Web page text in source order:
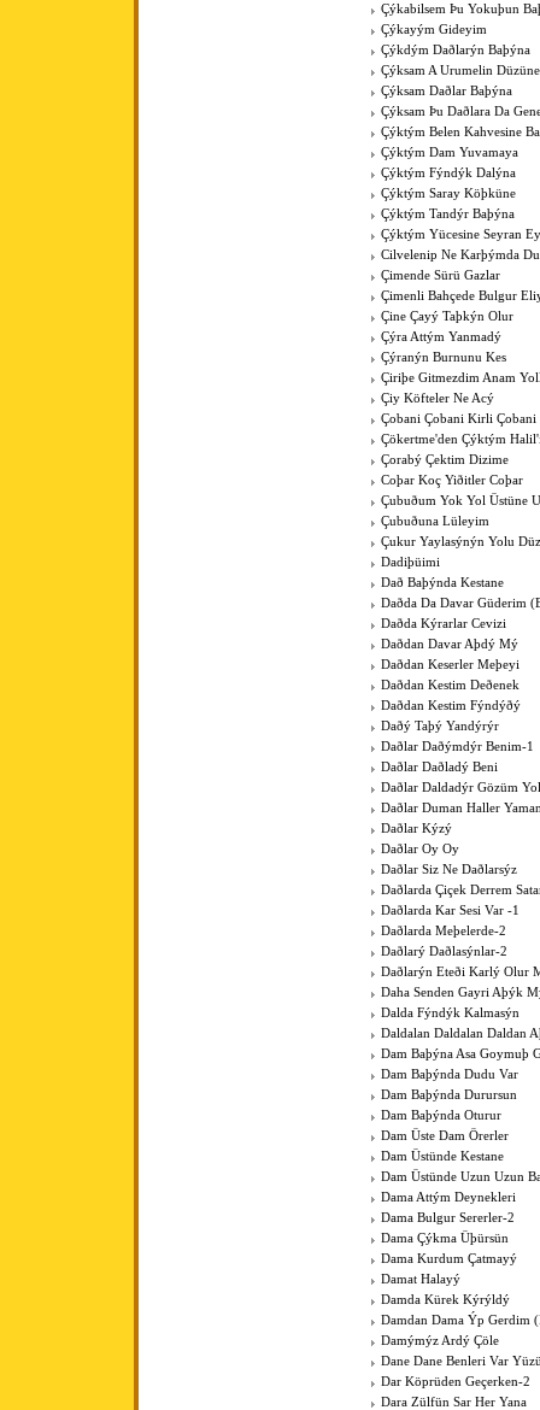
Çýkabilsem Þu Yokuþun
Çýkayým Gideyim
Çýkdým Daðlarýn Baþýna
Çýksam A Urumelin Düzüne
Çýksam Daðlar Baþýna
Çýksam Þu Daðlara Da
Çýktým Belen Kahvesine
Çýktým Dam Yuvamaya
Çýktým Fýndýk Dalýna
Çýktým Saray Köþküne
Çýktým Tandýr Baþýna
Çýktým Yücesine Seyran
Cilvelenip Ne Karþýmda
Çimende Sürü Gazlar
Çimenli Bahçede Bulgur
Çine Çayý Taþkýn Olur
Çýra Attým Yanmadý
Çýranýn Burnunu Kes
Çiriþe Gitmezdim Anam
Çiy Köfteler Ne Acý
Çobani Çobani Kirli Çobani
Çökertme'den Çýktým
Çorabý Çektim Dizime
Coþar Koç Yiðitler Coþar
Çubuðum Yok Yol Üstüne
Çubuðuna Lüleyim
Çukur Yaylasýnýn Yolu
Dadiþüimi
Dað Baþýnda Kestane
Daðda Da Davar Güderim
Daðda Kýrarlar Cevizi
Daðdan Davar Aþdý Mý
Daðdan Keserler Meþeyi
Daðdan Kestim Deðenek
Daðdan Kestim Fýndýðý
Daðý Taþý Yandýrýr
Daðlar Daðýmdýr Benim-1
Daðlar Daðladý Beni
Daðlar Daldadýr Gözüm
Daðlar Duman Haller
Daðlar Kýzý
Daðlar Oy Oy
Daðlar Siz Ne Daðlarsýz
Daðlarda Çiçek Derrem
Daðlarda Kar Sesi Var -1
Daðlarda Meþelerde-2
Daðlarý Daðlasýnlar-2
Daðlarýn Eteði Karlý Olur
Daha Senden Gayri Aþýk
Dalda Fýndýk Kalmasýn
Daldalan Daldalan Daldan
Dam Baþýna Asa Goymuþ
Dam Baþýnda Dudu Var
Dam Baþýnda Durursun
Dam Baþýnda Oturur
Dam Üste Dam Örerler
Dam Üstünde Kestane
Dam Üstünde Uzun Uzun
Dama Attým Deynekleri
Dama Bulgur Sererler-2
Dama Çýkma Üþürsün
Dama Kurdum Çatmayý
Damat Halayý
Damda Kürek Kýrýldý
Damdan Dama Ýp Gerdim
Damýmýz Ardý Çöle
Dane Dane Benleri Var
Dar Köprüden Geçerken-2
Dara Zülfün Sar Her Yana